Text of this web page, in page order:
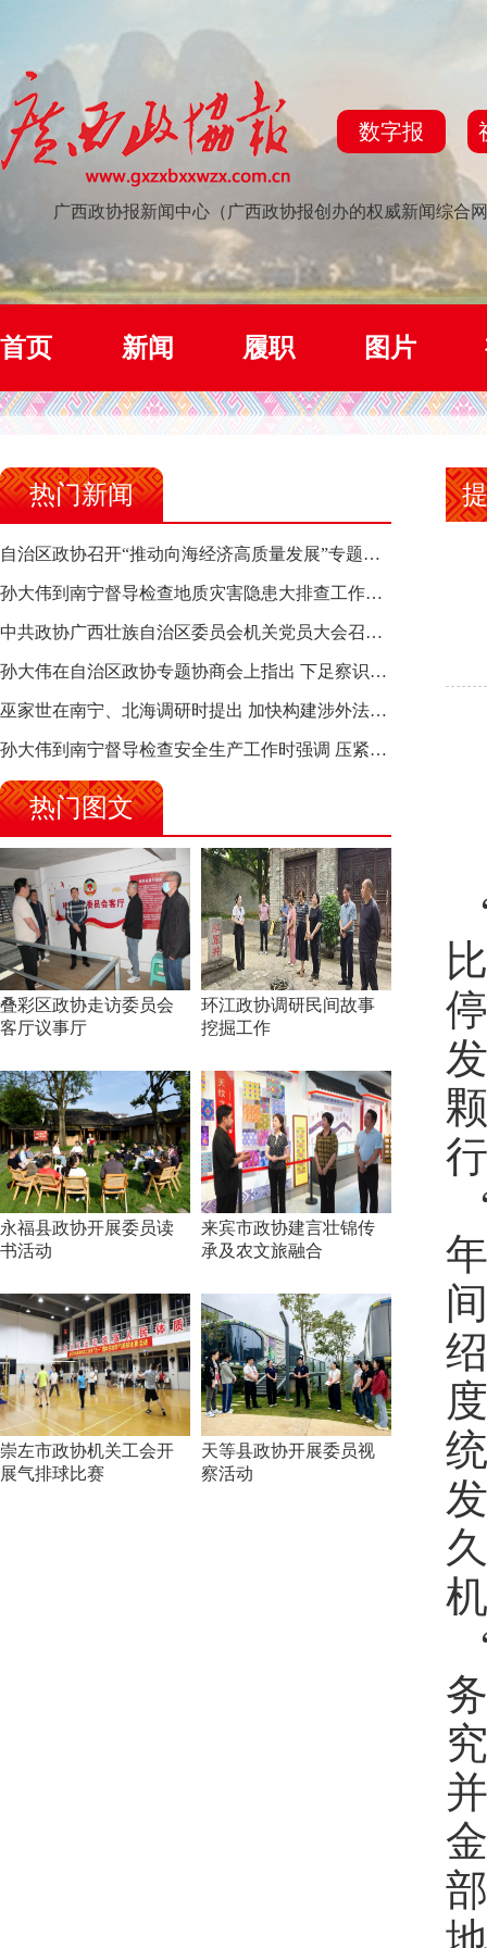
数字报
广西政协报新闻中心（广西政协报创办的权威新闻综合
首页 新闻 履职 图片
热门新闻
自治区政协召开“推动向海经济高质量发展”专题调研座谈会 钱学明出席并讲话
孙大伟到南宁督导检查地质灾害隐患大排查工作时强调 筑牢地质灾害安全防线 全力保障人民群众生命财产安全
中共政协广西壮族自治区委员会机关党员大会召开 选举产生新一届机关党委、机关纪委
孙大伟在自治区政协专题协商会上指出 下足察识谋督之功 恪尽服务大局之责 助推有色金属、关键金属产业高质量发展
巫家世在南宁、北海调研时提出 加快构建涉外法律供给集群 护航向海经济高质量发展
孙大伟到南宁督导检查安全生产工作时强调 压紧压实责任 狠抓隐患整治 坚决筑牢安全生产防线
热门图文
叠彩区政协走访委员会
客厅议事厅
环江政协调研民间故事
挖掘工作
永福县政协开展委员读
书活动
来宾市政协建言壮锦传
承及农文旅融合
崇左市政协机关工会开
展气排球比赛
天等县政协开展委员视
察活动